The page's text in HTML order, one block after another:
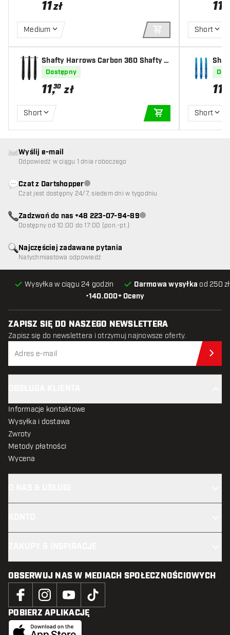
11zł
Medium
DODAJ DO
Shafty Harrows Carbon 360 Shafty B
lack
Dostępny
11,30 zł
Short
DODAJ DO
11
Short
11
Short
•140.000+ Oceny
Wysyłka w ciągu 24 godzin Darmowa wysyłka od 250
Najczęściej zadawane pytania
Natychmiastowa odpowiedź
Wyślij e-mail
Odpowiedź w ciągu 1 dnia roboczego
Czat z DartshopperObsługa klienta niedostępna
Czat jest dostępny 24/7, siedem dni w tygodniu
Zadzwoń do nas +48 223-07-94-89Obsługa klienta niedostępna
Dostępny od 10:00 do 17:00 (pon.-pt.)
ZAPISZ SIĘ DO NASZEGO NEWSLETTERA
Zapisz się do newslettera i otrzymuj najnowsze oferty.
Informacje kontaktowe
Wysyłka i dostawa
Zwroty
Metody płatności
Wycena
OBSERWUJ NAS W MEDIACH SPOŁECZNOŚCIOWYCH
POBIERZ APLIKACJĘ